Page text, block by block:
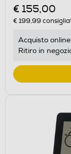
€ 155,00
€ 199,99
Acquisto
Ritiro in